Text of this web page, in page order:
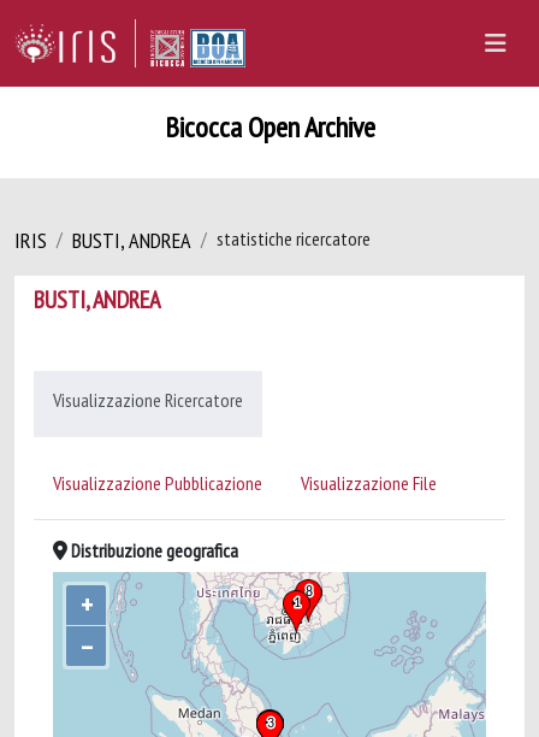
Bicocca Open Archive
IRIS BUSTI, ANDREA statistiche ricercatore
BUSTI, ANDREA
Visualizzazione Ricercatore
Visualizzazione Pubblicazione Visualizzazione File
Distribuzione geografica
+
–